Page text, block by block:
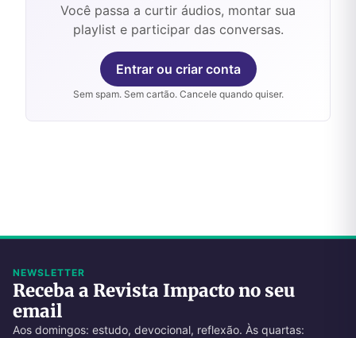
Você passa a curtir áudios, montar sua
playlist e participar das conversas.
Entrar ou criar conta
Sem spam. Sem cartão. Cancele quando quiser.
NEWSLETTER
Receba a Revista Impacto no seu
email
Aos domingos: estudo, devocional, reflexão. Às quartas: